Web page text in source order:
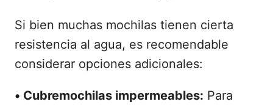
Si bien muchas mochilas tienen cierta
resistencia al agua, es recomendable
considerar opciones adicionales:
• Cubremochilas impermeables: Para